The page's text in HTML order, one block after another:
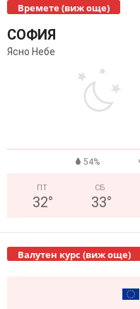
Времете (виж още)
СОФИЯ
Ясно Небе
54%
ПТ
32°
СБ
33°
Валутен курс (виж още)